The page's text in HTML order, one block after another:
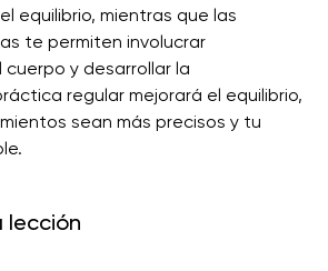
equilibrio, mientras que las
te permiten involucrar
y desarrollar la
regular mejorará el equilibrio,
sean más precisos y tu
lección